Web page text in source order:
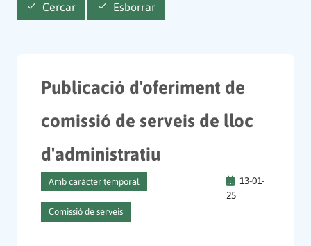
Cercar Esborrar
Publicació d'oferiment de
comissió de serveis de lloc
d'administratiu
Amb caràcter temporal
Comissió de serveis
13-01-
25